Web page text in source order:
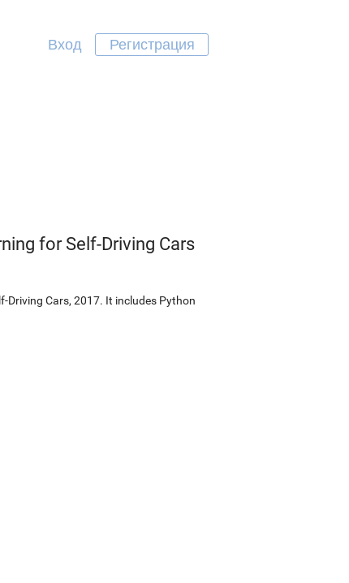
Вход Регистрация
for Self-Driving Cars
Driving Cars, 2017. It includes Python